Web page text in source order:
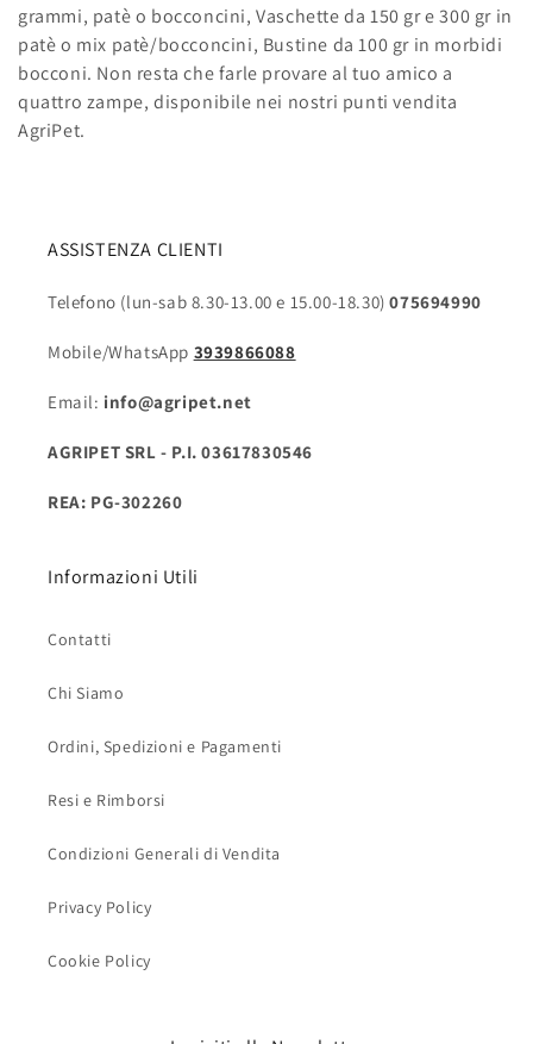
grammi, patè o bocconcini, Vaschette da 150 gr e 300 gr in
patè o mix patè/bocconcini, Bustine da 100 gr in morbidi
bocconi. Non resta che farle provare al tuo amico a
quattro zampe, disponibile nei nostri punti vendita
AgriPet.
ASSISTENZA CLIENTI
Telefono (lun-sab 8.30-13.00 e 15.00-18.30)075694990
Mobile/WhatsApp 3939866088
Email: info@agripet.net
AGRIPET SRL - P.I. 03617830546
REA: PG-302260
Informazioni Utili
Contatti
Chi Siamo
Ordini, Spedizioni e Pagamenti
Resi e Rimborsi
Condizioni Generali di Vendita
Privacy Policy
Cookie Policy